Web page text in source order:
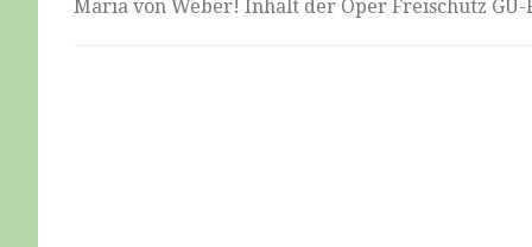
Maria von Weber! Inhalt der Oper Freischütz GU-